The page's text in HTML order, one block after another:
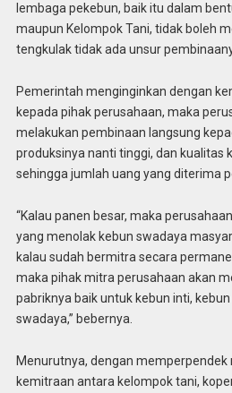
lembaga pekebun, baik itu dalam
maupun Kelompok Tani, tidak boleh
tengkulak tidak ada unsur
Pemerintah menginginkan dengan
kepada pihak perusahaan, maka
melakukan pembinaan langsung
produksinya nanti tinggi, dan kualitas
sehingga jumlah uang yang diterima
“Kalau panen besar, maka
yang menolak kebun swadaya
kalau sudah bermitra secara
maka pihak mitra perusahaan akan
pabriknya baik untuk kebun inti,
swadaya,” bebernya.
Menurutnya, dengan
kemitraan antara kelompok tani,